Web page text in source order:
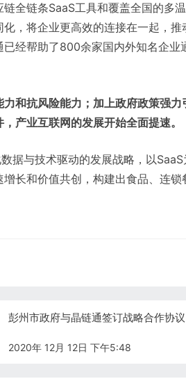
全链条SaaS工具和覆盖全国的多
，将企业更高效的连接在一起，
经帮助了800余家国内外知名企
和抗风险能力；加上政府政策强
产业互联网的发展开始全面提速。
据与技术驱动的发展战略，以
长和价值共创，构建出食品、连
彭州市政府与晶链通签订战略合作协
2020年 12月 12日 下午5:48